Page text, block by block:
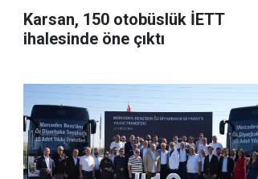
Karsan, 150 otobüslük İETT
ihalesinde öne çıktı